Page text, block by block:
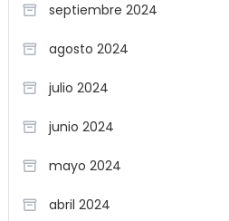
septiembre 2024
agosto 2024
julio 2024
junio 2024
mayo 2024
abril 2024